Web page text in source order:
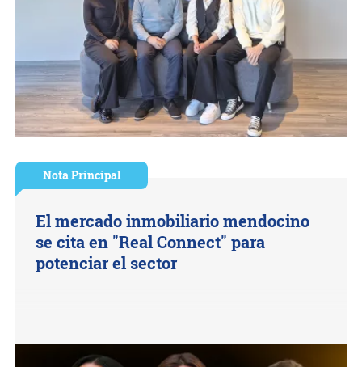
Nota Principal
El mercado inmobiliario mendocino
se cita en "Real Connect" para
potenciar el sector